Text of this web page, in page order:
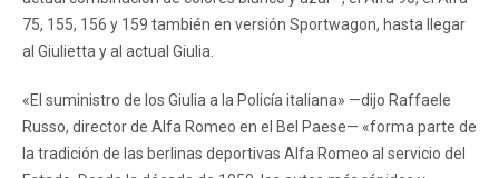
75, 155, 156 y 159 también en versión Sportwagon, hasta llegar
al Giulietta y al actual Giulia.
«El suministro de los Giulia a la Policía italiana» —dijo Raffaele
Russo, director de Alfa Romeo en el Bel Paese— «forma parte de
la tradición de las berlinas deportivas Alfa Romeo al servicio del